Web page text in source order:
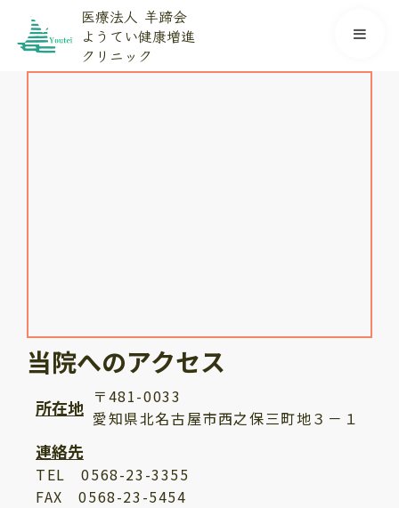
医療法人 羊蹄会
ようてい健康増進
クリニック
当院へのアクセス
所在地 〒481-0033
愛知県北名古屋市西之保三町地３－１
連絡先
TEL 0568-23-3355
FAX 0568-23-5454